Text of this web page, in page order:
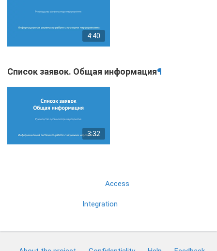
4:40
Список заявок. Общая информация¶
3:32
Access
Integration